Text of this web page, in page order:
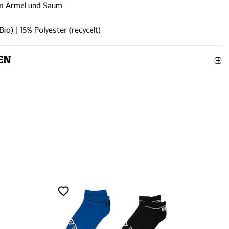
Ärmel und Saum
| 15% Polyester (recycelt)